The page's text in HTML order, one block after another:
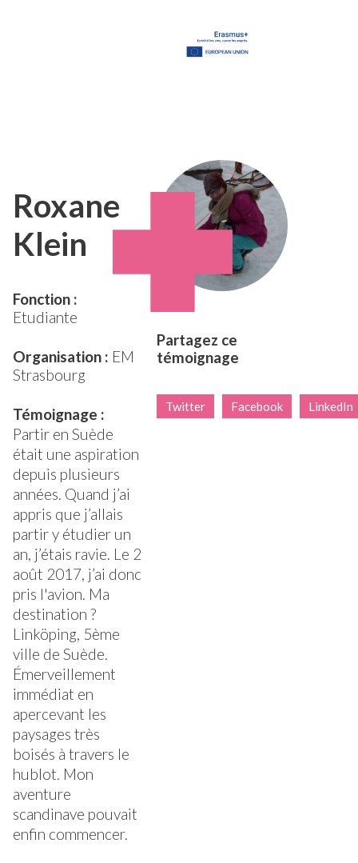
Roxane
Klein
Fonction :
Etudiante
Organisation : EM
Strasbourg
Témoignage :
Partir en Suède
était une aspiration
depuis plusieurs
années. Quand j’ai
appris que j’allais
partir y étudier un
an, j’étais ravie. Le 2
août 2017, j’ai donc
pris l'avion. Ma
destination ?
Linköping, 5ème
ville de Suède.
Émerveillement
immédiat en
apercevant les
paysages très
boisés à travers le
hublot. Mon
aventure
scandinave pouvait
enfin commencer.
Partagez ce
témoignage
Twitter Facebook LinkedIn